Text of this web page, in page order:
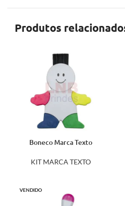
Produtos
Boneco Marca Texto
KIT MARCA TEXTO
VENDIDO